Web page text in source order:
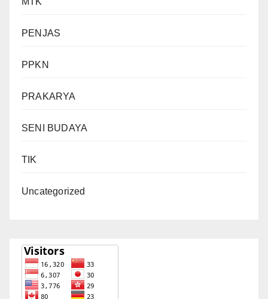
PENJAS
PPKN
PRAKARYA
SENI BUDAYA
TIK
Uncategorized